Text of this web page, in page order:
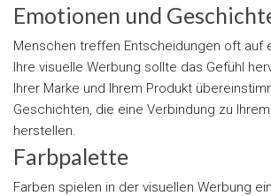
Emotionen und
Menschen treffen Entscheidungen oft auf
Ihre visuelle Werbung sollte das Gefühl
Ihrer Marke und Ihrem Produkt
Geschichten, die eine Verbindung zu
herstellen.
Farbpalette
Farben spielen in der visuellen Werbung